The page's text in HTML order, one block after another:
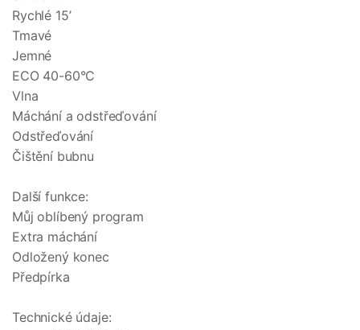
Rychlé 15’
Tmavé
Jemné
ECO 40-60°C
Vlna
Máchání a odstřeďování
Odstřeďování
Čištění bubnu
Další funkce:
Můj oblíbený program
Extra máchání
Odložený konec
Předpírka
Technické údaje: